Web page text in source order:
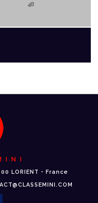
48
LORIENT • France